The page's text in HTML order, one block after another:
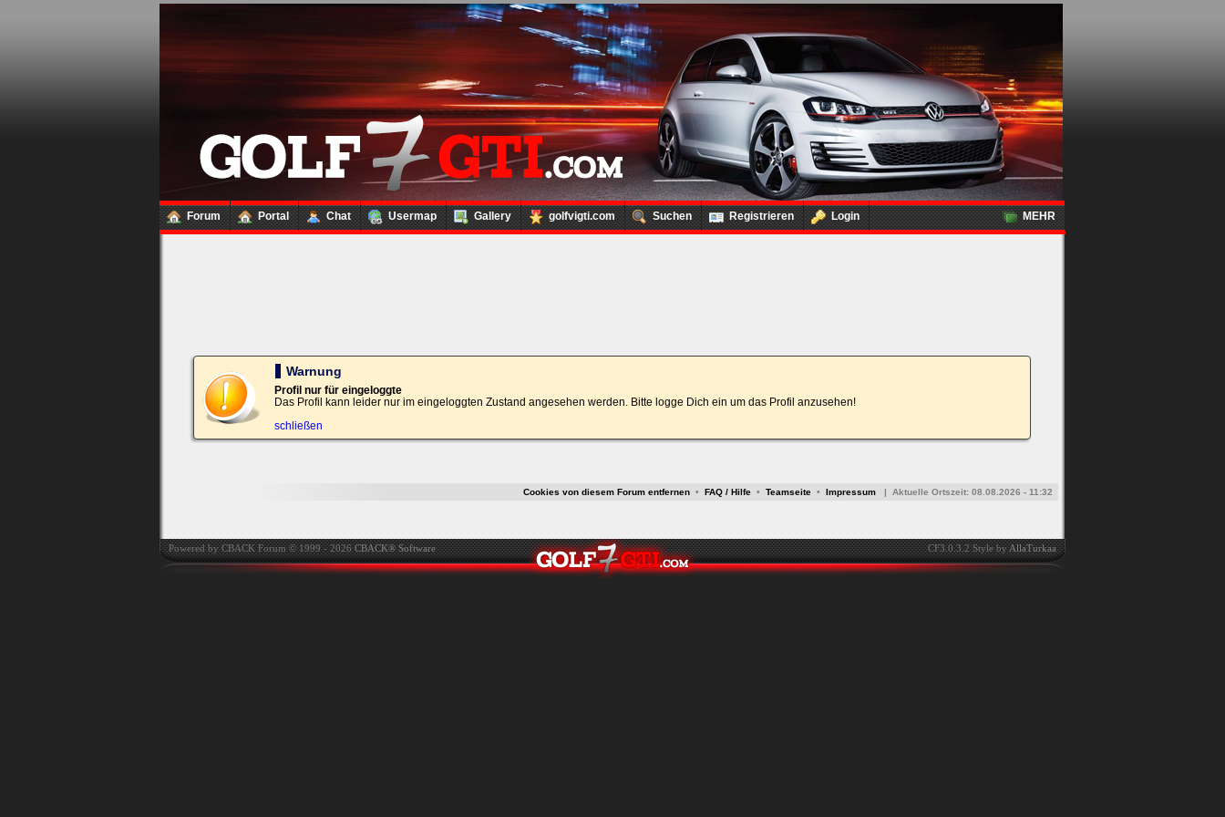
Forum Portal Chat Usermap Gallery golfvigti.com Suchen Registrieren Login MEHR
Loginbox
Trage
bitte
in
die
nachfolgenden
Felder
Deinen
Benutzernamen
und
Kennwort
ein,
um
Bei jedem Besuch
automatisch einloggen.
Warnung
Profil nur für eingeloggte
Das Profil kann leider nur im eingeloggten Zustand angesehen werden. Bitte logge Dich ein um das Profil anzusehen!
schließen
Cookies von diesem Forum entfernen • FAQ / Hilfe • Teamseite • Impressum | Aktuelle Ortszeit: 08.08.2026 - 11:32
Powered by CBACK Forum © 1999 - 2026CBACK® Software CF3.0.3.2 Style byAllaTurkaa